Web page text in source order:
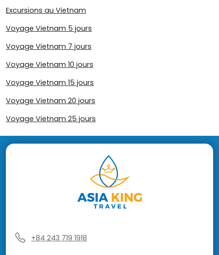
Excursions au Vietnam
Voyage Vietnam 5 jours
Voyage Vietnam 7 jours
Voyage Vietnam 10 jours
Voyage Vietnam 15 jours
Voyage Vietnam 20 jours
Voyage Vietnam 25 jours
+84 243 719 1918